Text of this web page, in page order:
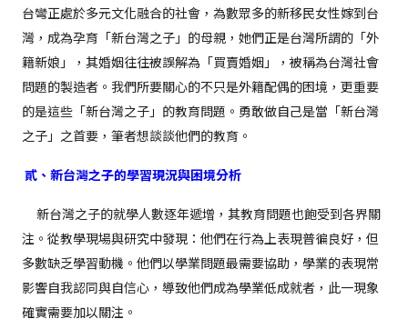
台彎正處於多元文化融合的社會，為數眾多的新移民女性嫁到台
灣，成為孕育「新台灣之子」的母親，她們正是台灣所謂的「外
籍新娘」，其婚姻往往被誤解為「買賣婚姻」，被稱為台灣社會
問題的製造者。我們所要關心的不只是外籍配偶的困境，更重要
的是這些「新台灣之子」的教育問題。勇敢做自己是當「新台灣
之子」之首要，筆者想談談他們的教育。
貳、 新台灣之子的學習現況與困境分析
新台灣之子的就學人數逐年遞增，其教育問題也飽受到各界關
注。從教學現場與研究中發現：他們在行為上表現普徧良好，但
多數缺乏學習動機。他們以學業問題最需要協助，學業的表現常
影響自我認同與自信心，導致他們成為學業低成就者，此一現象
確實需要加以關注。